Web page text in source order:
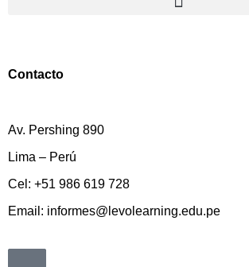
Contacto
Av. Pershing 890
Lima – Perú
Cel: +51 986 619 728
Email: informes@levolearning.edu.pe